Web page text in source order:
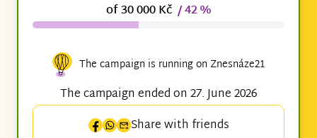
of 30 000 Kč / 42 %
The campaign is running on Znesnáze21
The campaign ended on 27. June 2026
Share with friends